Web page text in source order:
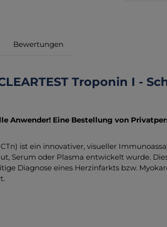
Bewertungen
Troponin I -
Anwender! Eine Bestellung von
ist ein innovativer, visueller
Serum oder Plasma entwickelt wurde.
Diagnose eines Herzinfarkts bzw.